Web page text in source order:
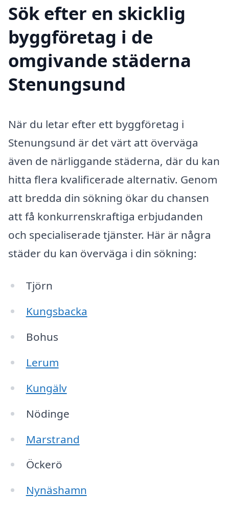
Sök efter en skicklig
byggföretag i de
omgivande städerna
Stenungsund
När du letar efter ett byggföretag i
Stenungsund är det värt att överväga
även de närliggande städerna, där du kan
hitta flera kvalificerade alternativ. Genom
att bredda din sökning ökar du chansen
att få konkurrenskraftiga erbjudanden
och specialiserade tjänster. Här är några
städer du kan överväga i din sökning:
Tjörn
Kungsbacka
Bohus
Lerum
Kungälv
Nödinge
Marstrand
Öckerö
Nynäshamn